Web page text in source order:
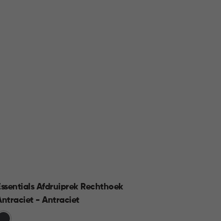
Afdruiprek Rechthoek
- Antraciet